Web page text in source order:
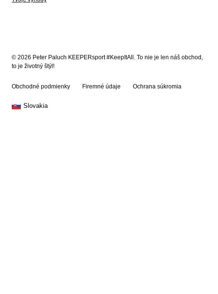
© 2026 Peter Paluch KEEPERsport #KeepItAll. To nie je len náš obchod,
to je životný štýl!
Obchodné podmienky Firemné údaje Ochrana súkromia
Slovakia